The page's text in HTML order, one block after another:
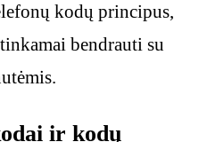
kodų principus,
bendrauti su
ir kodų